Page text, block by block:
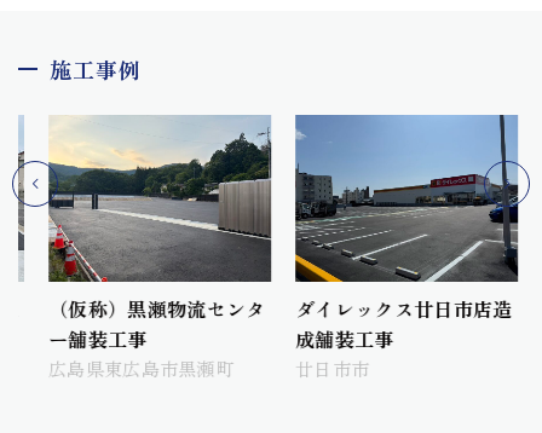
施工事例
（仮称）黒瀬物流センタ
ー舗装工事
広島県東広島市黒瀬町
ダイレックス廿日市店造
成舗装工事
廿日市市